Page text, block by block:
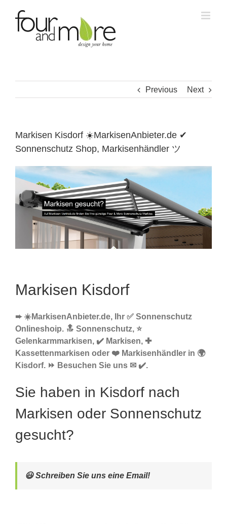
content
Previous Next
Markisen Kisdorf ☀️MarkisenAnbieter.de ✔
Sonnenschutz Shop, Markisenhändler ツ
Markisen Kisdorf
➨ ☀️MarkisenAnbieter.de, Ihr ✅ Sonnenschutz
Onlineshoip. 🔝 Sonnenschutz, ⭐
Gelenkarmmarkisen, ✔️ Markisen, ✚
Kassettenmarkisen oder ❤️ Markisenhändler in 🌍
Kisdorf. ⏩ Besuchen Sie uns ✉ ✔️.
Sie haben in Kisdorf nach
Markisen oder Sonnenschutz
gesucht?
😃 Schreiben Sie uns eine Email!